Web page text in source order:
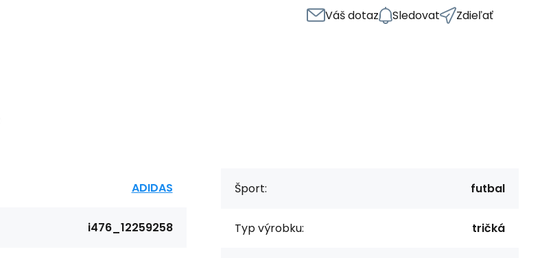
Váš dotaz Sledovat Zdieľať
ADIDAS
i476_12259258
Šport: futbal
Typ výrobku: tričká